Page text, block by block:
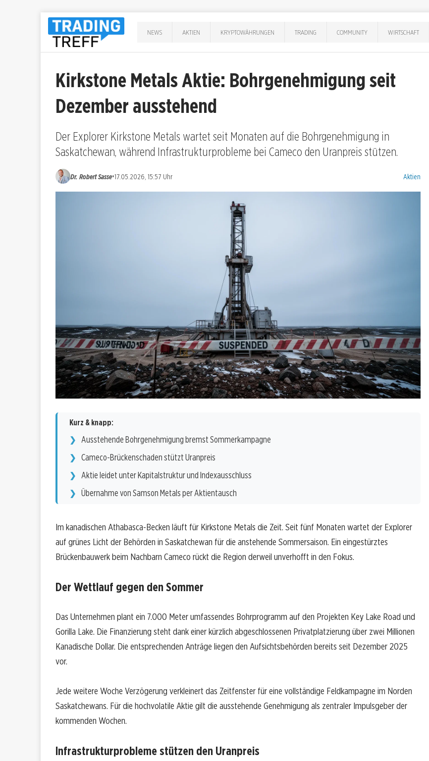
NEWS AKTIEN KRYPTOWÄHRUNGEN TRADING COMMUNITY WIRTSCHAFT
Kirkstone Metals Aktie: Bohrgenehmigung seit
Dezember ausstehend
Der Explorer Kirkstone Metals wartet seit Monaten auf die Bohrgenehmigung in
Saskatchewan, während Infrastrukturprobleme bei Cameco den Uranpreis stützen.
Dr. Robert Sasse•17.05.2026, 15:57 Uhr Kategorien:
Aktien
Kurz & knapp:
Ausstehende Bohrgenehmigung bremst Sommerkampagne
Cameco-Brückenschaden stützt Uranpreis
Aktie leidet unter Kapitalstruktur und Indexausschluss
Übernahme von Samson Metals per Aktientausch
Im kanadischen Athabasca-Becken läuft für Kirkstone Metals die Zeit. Seit fünf Monaten wartet der Explorer
auf grünes Licht der Behörden in Saskatchewan für die anstehende Sommersaison. Ein eingestürztes
Brückenbauwerk beim Nachbarn Cameco rückt die Region derweil unverhofft in den Fokus.
Der Wettlauf gegen den Sommer
Das Unternehmen plant ein 7.000 Meter umfassendes Bohrprogramm auf den Projekten Key Lake Road und
Gorilla Lake. Die Finanzierung steht dank einer kürzlich abgeschlossenen Privatplatzierung über zwei Millionen
Kanadische Dollar. Die entsprechenden Anträge liegen den Aufsichtsbehörden bereits seit Dezember 2025
vor.
Jede weitere Woche Verzögerung verkleinert das Zeitfenster für eine vollständige Feldkampagne im Norden
Saskatchewans. Für die hochvolatile Aktie gilt die ausstehende Genehmigung als zentraler Impulsgeber der
kommenden Wochen.
Infrastrukturprobleme stützen den Uranpreis